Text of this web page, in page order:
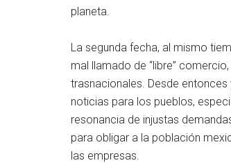
planeta.
La segunda fecha, al mismo
mal llamado de libre
trasnacionales. Desde
noticias para los pueblos,
resonancia de injustas
para obligar a la población
las empresas.